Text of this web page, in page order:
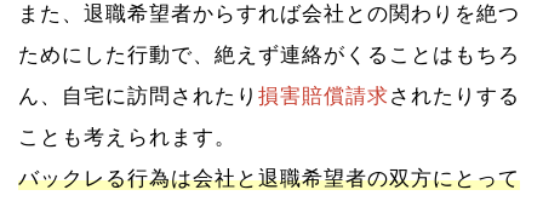
また、退職希望者からすれば会社との関わりを絶つ
ためにした行動で、絶えず連絡がくることはもちろ
ん、自宅に訪問されたり 損害賠償請求 されたりする
ことも考えられます。
バックレる行為は会社と退職希望者の双方にとって